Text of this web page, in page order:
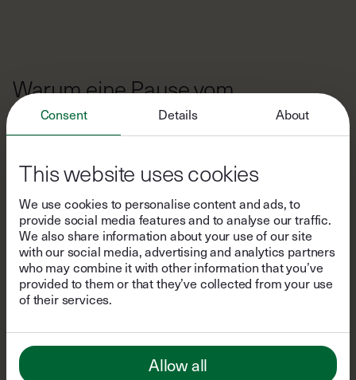
Consent Details About
This website uses cookies
We use cookies to personalise content and ads, to
provide social media features and to analyse our traffic.
We also share information about your use of our site
with our social media, advertising and analytics partners
who may combine it with other information that you’ve
provided to them or that they’ve collected from your use
of their services.
Allow all
Warum eine Pause vom
Arbeitsalltag wichtig ist
Im hektischen Arbeitsalltag ist es besonders
wichtig, sich regelmäßig Auszeiten zu nehmen
und bewusst Raum für Entspannung und
Sorglosigkeit schaffen. Fast 80% aller
ArbeitnehmerInnen haben bereits ein Burnout
erlebt. Und jede zweite Person mehr als nur
einmal.
Fernab von Verpflichtungen, Aufgaben und
Terminen, können wir neue Energie tanken
und unsere Kreativität fördern. Wir möchten
Menschen ermutigen, ihrer Intuition zu folgen
und ab und zu den Reset-Knopf zu drücken!